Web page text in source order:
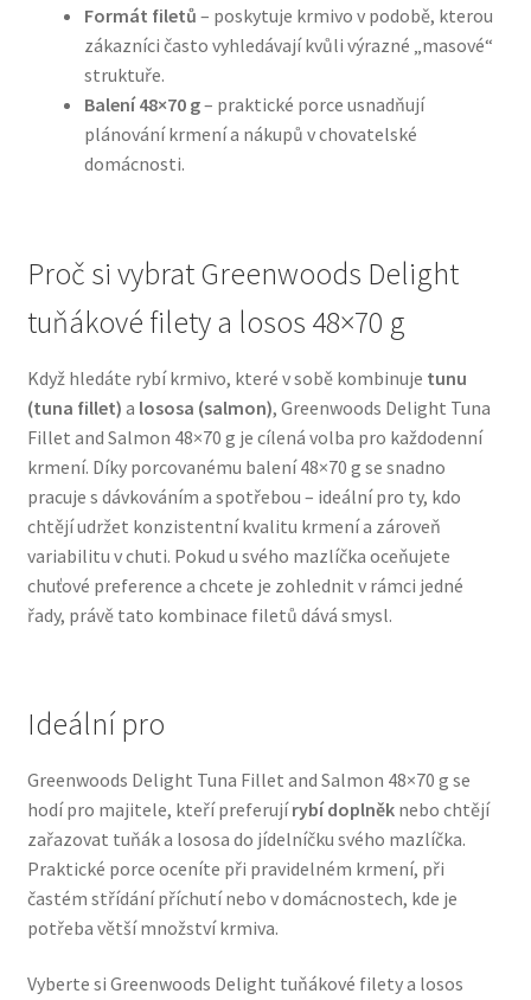
Konzervy a kapsičky pro psy
N&D Farmina pro psy — Italské holistic krmivo
Oblečky pro psy
Pelíšky pro psy
Ortopedické pelíšky
Přepravky pro psy
Purizon pro psy — Vysoký obsah masa, bez obilovin
Royal Canin pro psy
Veterinární dieta pro psy
Wolf of Wilderness
Formát filetů – poskytuje krmivo v podobě, kterou
zákazníci často vyhledávají kvůli výrazné „masové“
struktuře.
Balení 48×70 g– praktické porce usnadňují
plánování krmení a nákupů v chovatelské
domácnosti.
Proč si vybrat Greenwoods Delight
tuňákové filety a losos 48×70 g
Když hledáte rybí krmivo, které v sobě kombinuje tunu
(tuna fillet) a lososa (salmon), Greenwoods Delight Tuna
Fillet and Salmon 48×70 g je cílená volba pro každodenní
krmení. Díky porcovanému balení 48×70 g se snadno
pracuje s dávkováním a spotřebou – ideální pro ty, kdo
chtějí udržet konzistentní kvalitu krmení a zároveň
variabilitu v chuti. Pokud u svého mazlíčka oceňujete
chuťové preference a chcete je zohlednit v rámci jedné
řady, právě tato kombinace filetů dává smysl.
Ideální pro
Greenwoods Delight Tuna Fillet and Salmon 48×70 g se
hodí pro majitele, kteří preferujírybí doplněknebo chtějí
zařazovat tuňák a lososa do jídelníčku svého mazlíčka.
Praktické porce oceníte při pravidelném krmení, při
častém střídání příchutí nebo v domácnostech, kde je
potřeba větší množství krmiva.
Vyberte si Greenwoods Delight tuňákové filety a losos